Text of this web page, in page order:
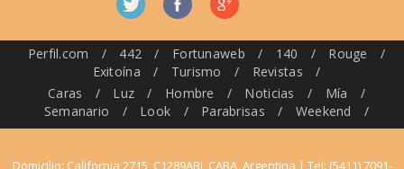
Perfil.com / 442 / Fortunaweb / 140 / Rouge
/
Exitoína
/ Turismo / Revistas
/
Caras
/ Luz / Hombre / Noticias / Mía
/
Semanario
/ Look / Parabrisas / Weekend /
Domicilio: California 2715, C1289ABI, CABA, Argentina | Tel: (5411) 7091-